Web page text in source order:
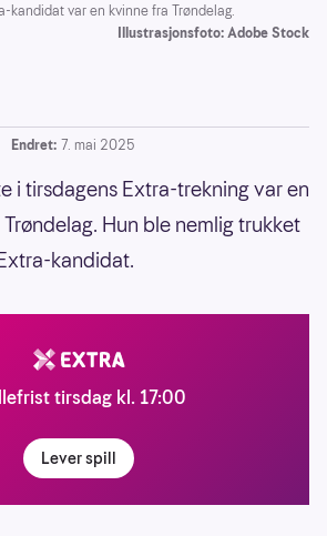
kandidat var en kvinne fra Trøndelag.
Illustrasjonsfoto: Adobe Stock
Endret: 7. mai 2025
i tirsdagens Extra-trekning var en
Hun ble nemlig trukket
kandidat.
tirsdag kl. 17:00
Lever spill